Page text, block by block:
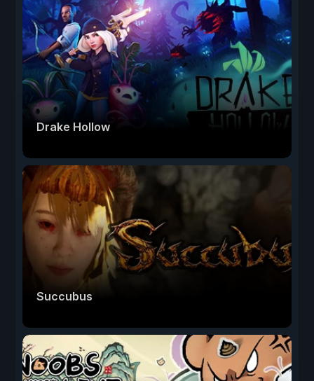
Drake Hollow
Succubus